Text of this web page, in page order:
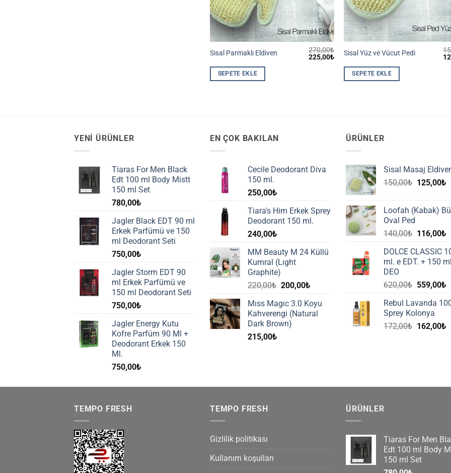
Sisal Parmaklı Eldiven 270,00₺
Orijinal
225,00₺Şu
225,00₺.
SEPETE EKLE
Sisal Yüz ve Vücut Pedi
SEPETE EKLE
YENI ÜRÜNLER
Tiaras For Men Black
Edt 100 ml Body Mistt
150 ml Set
780,00₺
Jagler Black EDT 90 ml
Erkek Parfümü ve 150
ml Deodorant Seti
750,00₺
Jagler Storm EDT 90
ml Erkek Parfümü ve
150 ml Deodorant Seti
750,00₺
Jagler Energy Kutu
Kofre Parfüm 90 Ml +
Deodorant Erkek 150
Ml.
750,00₺
EN ÇOK BAKILAN
Cecile Deodorant Diva
150 ml.
250,00₺
Tiara's Him Erkek Sprey
Deodorant 150 ml.
240,00₺
MM Beauty M 24 Küllü
Kumral (Lıght
Graphite)
220,00₺ Orijinal
220,00₺.
200,00₺Şu
fiyat:
200,00₺.
Mıss Magıc 3.0 Koyu
Kahverengi (Natural
Dark Brown)
215,00₺
ÜRÜNLER
Sisal Masaj
150,00₺ Orijinal
125,00₺Şu
Loofah (Kabak)
Oval Ped
140,00₺ Orijinal
140,00₺.
116,00₺Şu
DOLCE CLASSIC
ml. e EDT. + 150
DEO
620,00₺ Orijinal
620,00₺.
559,00₺Şu
Rebul Lavanda
Sprey Kolonya
172,00₺ Orijinal
162,00₺Şu
TEMPO FRESH TEMPO FRESH
Gizlilik politikası
Kullanım koşulları
ÜRÜNLER
Tiaras For Men
Edt 100 ml Body
150 ml Set